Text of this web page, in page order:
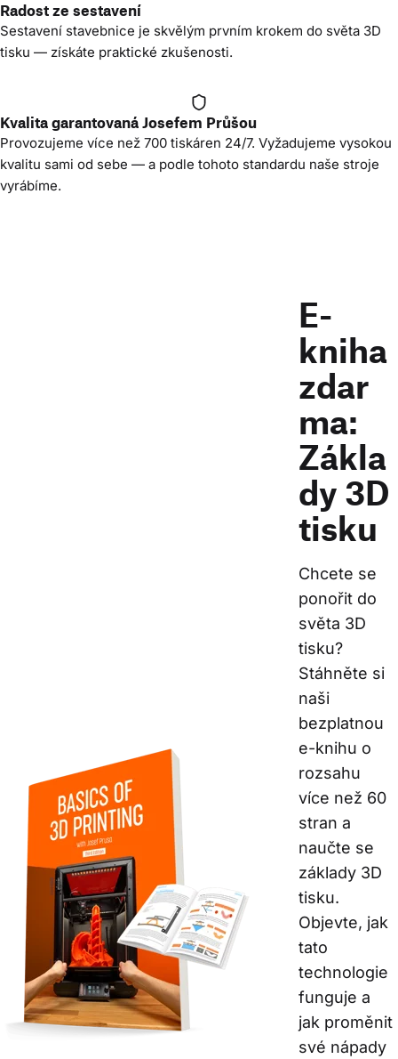
Radost ze sestavení
Sestavení stavebnice je skvělým prvním krokem do světa 3D
tisku — získáte praktické zkušenosti.
Kvalita garantovaná Josefem Průšou
Provozujeme více než 700 tiskáren 24/7. Vyžadujeme vysokou
kvalitu sami od sebe — a podle tohoto standardu naše stroje
vyrábíme.
E-
kniha
zdar
ma:
Zákla
dy 3D
tisku
Chcete se
ponořit do
světa 3D
tisku?
Stáhněte si
naši
bezplatnou
e-knihu o
rozsahu
více než 60
stran a
naučte se
základy 3D
tisku.
Objevte, jak
tato
technologie
funguje a
jak proměnit
své nápady